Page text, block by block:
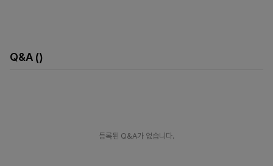
Q&A ()
등록된 Q&A가 없습니다.